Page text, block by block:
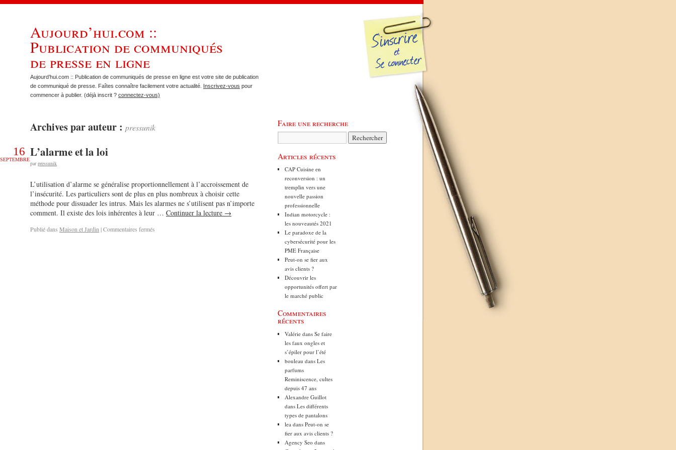
Aujourd’hui.com ::
Publication de communiqués
de presse en ligne
Aujourd’hui.com :: Publication de communiqués de presse en ligne est votre site de publication
de communiqué de presse. Faîtes connaître facilement votre actualité. Inscrivez-vous pour
commencer à publier. (déjà inscrit ? connectez-vous)
Archives par auteur : pressunik
16
SEPTEMBRE
L’alarme et la loi
par pressunik
L’utilisation d’alarme se généralise proportionnellement à l’accroissement de
l’insécurité. Les particuliers sont de plus en plus nombreux à choisir cette
méthode pour dissuader les intrus. Mais les alarmes ne s’utilisent pas n’importe
comment. Il existe des lois inhérentes à leur … Continuer la lecture →
Publié dans Maison et Jardin |Commentaires fermés
Faire une recherche
Articles récents
CAP Cuisine en
reconversion : un
tremplin vers une
nouvelle passion
professionnelle
Indian motorcycle :
les nouveautés 2021
Le paradoxe de la
cybersécurité pour les
PME Française
Peut-on se fier aux
avis clients ?
Découvrir les
opportunités offert par
le marché public
Commentaires
récents
Valérie dansSe faire
les faux ongles et
s’épiler pour l’été
bouleau dansLes
parfums
Reminiscence, cultes
depuis 47 ans
Alexandre Guillot
dansLes différents
types de pantalons
lea dansPeut-on se
fier aux avis clients ?
Agency Seo dans